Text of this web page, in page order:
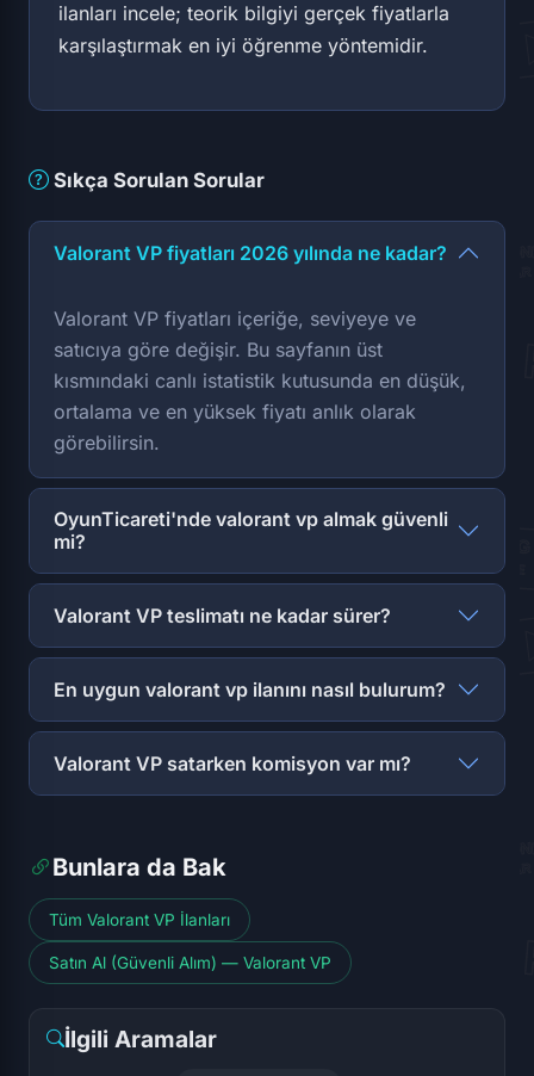
ilanları incele; teorik bilgiyi gerçek fiyatlarla
karşılaştırmak en iyi öğrenme yöntemidir.
Sıkça Sorulan Sorular
Valorant VP fiyatları 2026 yılında ne kadar?
Valorant VP fiyatları içeriğe, seviyeye ve
satıcıya göre değişir. Bu sayfanın üst
kısmındaki canlı istatistik kutusunda en düşük,
ortalama ve en yüksek fiyatı anlık olarak
görebilirsin.
OyunTicareti'nde valorant vp almak güvenli
mi?
Valorant VP teslimatı ne kadar sürer?
En uygun valorant vp ilanını nasıl bulurum?
Valorant VP satarken komisyon var mı?
Bunlara da Bak
Tüm Valorant VP İlanları
Satın Al (Güvenli Alım) — Valorant VP
İlgili Aramalar